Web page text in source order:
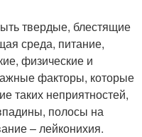
твердые, блестящие
среда, питание,
физические и
факторы, которые
таких неприятностей,
полосы на
– лейконихия.